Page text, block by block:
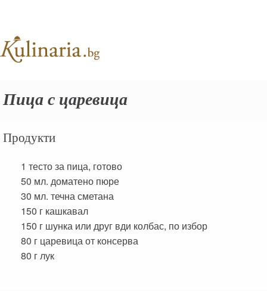
Пица с царевица
Продукти
1 тесто за пица, готово
50 мл. доматено пюре
30 мл. течна сметана
150 г кашкавал
150 г шунка или друг вди колбас, по избор
80 г царевица от консерва
80 глук